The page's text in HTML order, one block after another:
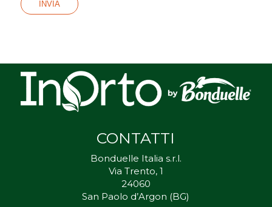
CONTATTI
Bonduelle Italia s.r.l.
Via Trento, 1
24060
San Paolo d’Argon (BG)